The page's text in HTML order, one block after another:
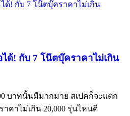
ด้! กับ 7 โน๊ตบุ๊คราคาไม่เกิน
บาทนั้นมีมากมาย สเปคก็จะแตก
คาไม่เกิน 20,000 รุ่นไหนดี